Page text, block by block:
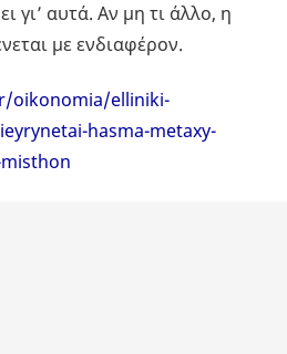
γι’ αυτά. Αν μη τι άλλο, η
με ενδιαφέρον.
oikonomia/elliniki-
hasma-metaxy-